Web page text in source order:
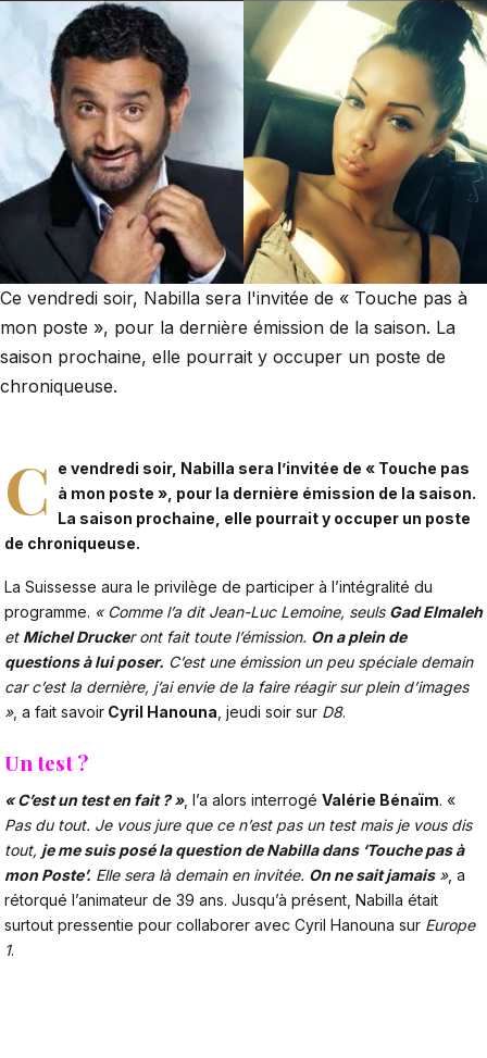
Ce vendredi soir, Nabilla sera l'invitée de « Touche pas à
mon poste », pour la dernière émission de la saison. La
saison prochaine, elle pourrait y occuper un poste de
chroniqueuse.
C e vendredi soir, Nabilla sera l’invitée de« Touche pas
à mon poste » , pour la dernière émission de la saison.
La saison prochaine, elle pourrait y occuper un poste
de chroniqueuse.
La Suissesse aura le privilège de participer à l’intégralité du
programme. « Comme l’a dit Jean-Luc Lemoine, seuls Gad Elmaleh
et Michel Drucker ont fait toute l’émission. On a plein de
questions à lui poser. C’est une émission un peu spéciale demain
car c’est la dernière, j’ai envie de la faire réagir sur plein d’images
», a fait savoir Cyril Hanouna , jeudi soir sur D8.
Un test ?
« C’est un test en fait ? », l’a alors interrogé Valérie Bénaïm. «
Pas du tout. Je vous jure que ce n’est pas un test mais je vous dis
tout, je me suis posé la question de Nabilla dans ‘Touche pas à
mon Poste’. Elle sera là demain en invitée. On ne sait jamais», a
rétorqué l’animateur de 39 ans. Jusqu’à présent, Nabilla était
surtout pressentie pour collaborer avec Cyril Hanouna sur Europe
1.